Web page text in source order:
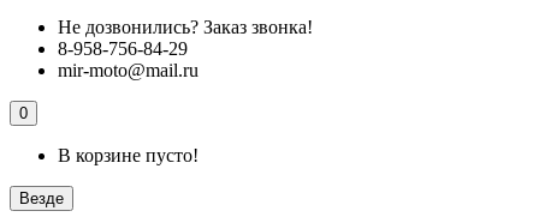
Не дозвонились? Заказ звонка!
8-958-756-84-29
mir-moto@mail.ru
0
В корзине пусто!
Везде